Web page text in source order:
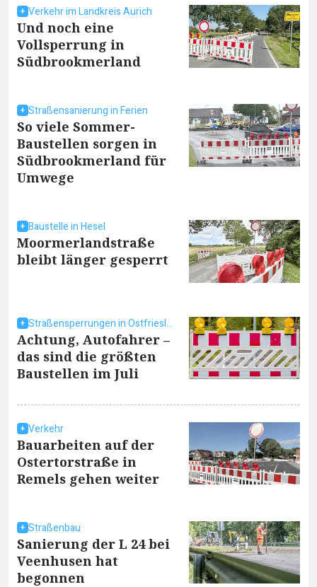
Verkehr im Landkreis Aurich
Und noch eine
Vollsperrung in
Südbrookmerland
Straßensanierung in Ferien
So viele Sommer-
Baustellen sorgen in
Südbrookmerland für
Umwege
Baustelle in Hesel
Moormerlandstraße
bleibt länger gesperrt
Straßensperrungen in Ostfriesland
Achtung, Autofahrer –
das sind die größten
Baustellen im Juli
Verkehr
Bauarbeiten auf der
Ostertorstraße in
Remels gehen weiter
Straßenbau
Sanierung der L 24 bei
Veenhusen hat
begonnen